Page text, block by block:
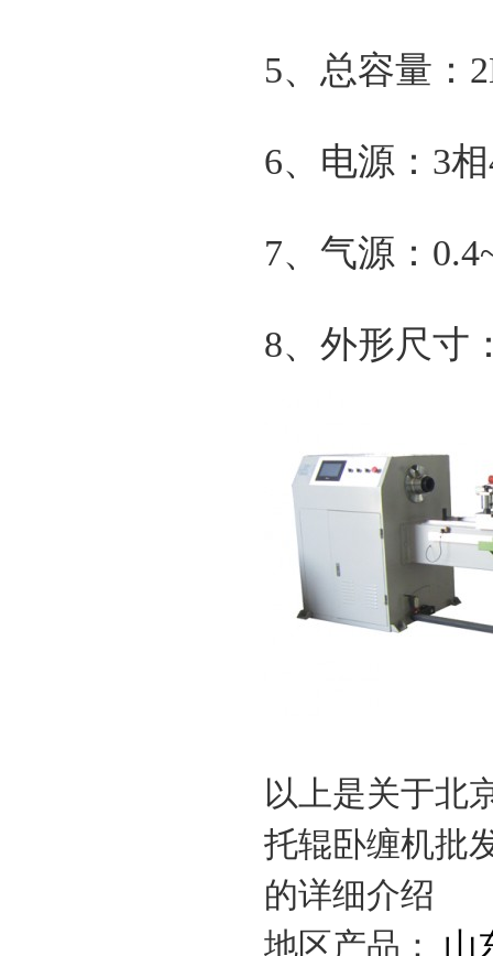
5、总容量：
6、电源：3
7、气源：
8、外形尺寸
以上是关于北
托辊卧缠机批
的详细介绍
地区产品： 山